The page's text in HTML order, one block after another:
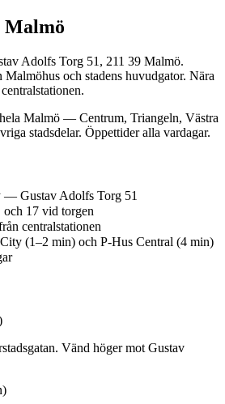
Adolfs Torg 51, 211 39 Malmö.
Malmöhus och stadens huvudgator. Nära
Malmö — Centrum, Triangeln, Västra
stadsdelar. Öppettider alla vardagar.
Gustav Adolfs Torg 51
och 17 vid torgen
centralstationen
(1–2 min) och P-Hus Central (4 min)
Vänd höger mot Gustav